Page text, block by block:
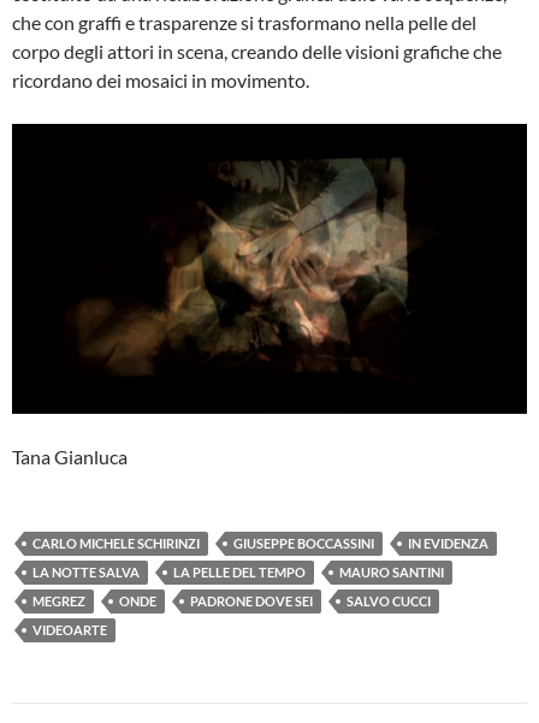
che con graffi e trasparenze si trasformano nella pelle del
corpo degli attori in scena, creando delle visioni grafiche che
ricordano dei mosaici in movimento.
Tana Gianluca
CARLO MICHELE SCHIRINZI GIUSEPPE BOCCASSINI
IN EVIDENZA
LA NOTTE SALVA
LA PELLE DEL TEMPO
MAURO SANTINI
MEGREZ
ONDE PADRONE DOVE SEI
SALVO CUCCI
VIDEOARTE